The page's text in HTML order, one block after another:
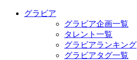
グラビア
グラビア企画一覧
タレント一覧
グラビアランキング
グラビアタグ一覧